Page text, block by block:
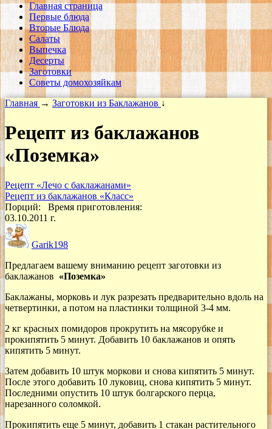
Главная страница
Первые блюда
Вторые Блюда
Салаты
Выпечка
Десерты
Заготовки
Cоветы домохозяйкам
Главная → Заготовки из Баклажанов ↓
Рецепт из баклажанов
«Поземка»
Рецепт «Лечо с баклажанами»
Рецепт из баклажанов «Класс»
Порций: Время приготовления:
03.10.2011 г.
Garik198
Предлагаем вашему вниманию рецепт заготовки из
баклажанов «Поземка»
Баклажаны, морковь и лук разрезать предварительно вдоль на
четвертинки, а потом на пластинки толщиной 3-4 мм.
2 кг красных помидоров прокрутить на мясорубке и
прокипятить 5 минут. Добавить 10 баклажанов и опять
кипятить 5 минут.
Затем добавить 10 штук моркови и снова кипятить 5 минут.
После этого добавить 10 луковиц, снова кипятить 5 минут.
Последними опустить 10 штук болгарского перца,
нарезанного соломкой.
Прокипятить еще 5 минут, добавить 1 стакан растительно­го